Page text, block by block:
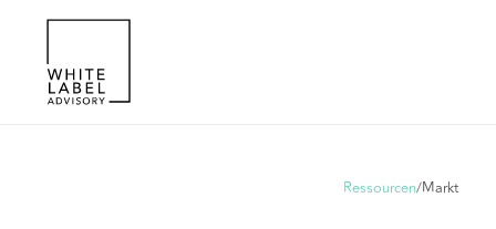
Ressourcen/Markt